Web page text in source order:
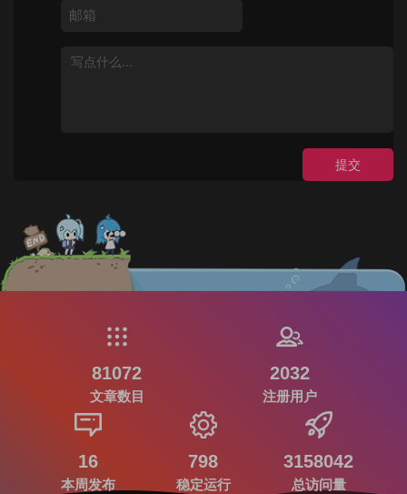
提交
81072
文章数目
2032
注册用户
16
本周发布
798
稳定运行
3158042
总访问量